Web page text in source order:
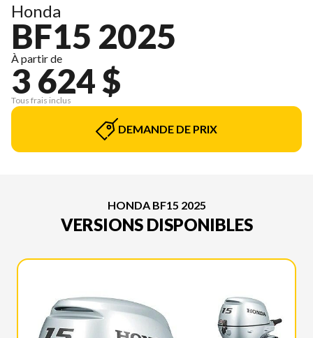
Honda
BF15 2025
À partir de
3 624 $
Tous frais inclus
DEMANDE DE PRIX
HONDA BF15 2025
VERSIONS DISPONIBLES